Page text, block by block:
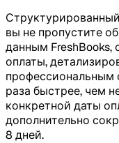
вы не пропустите
данным FreshBooks,
оплаты,
профессиональным
раза быстрее, чем
конкретной даты
дополнительно
8 дней.